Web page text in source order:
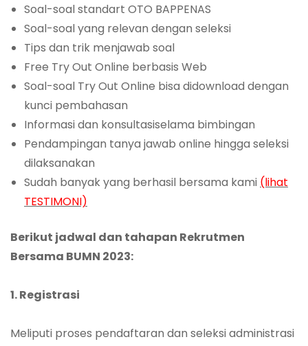
Soal-soal standart OTO BAPPENAS
Soal-soal yang relevan dengan seleksi
Tips dan trik menjawab soal
Free Try Out Online berbasis Web
Soal-soal Try Out Online bisa didownload dengan
kunci pembahasan
Informasi dan konsultasiselama bimbingan
Pendampingan tanya jawab online hingga seleksi
dilaksanakan
Sudah banyak yang berhasil bersama kami (lihat
TESTIMONI)
Berikut jadwal dan tahapan Rekrutmen
Bersama BUMN 2023:
1. Registrasi
Meliputi proses pendaftaran dan seleksi administrasi